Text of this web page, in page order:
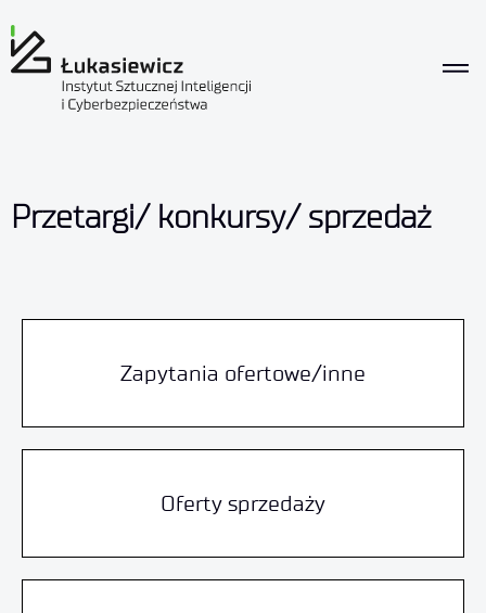
Przetargi/ konkursy/ sprzedaż
Zapytania ofertowe/inne
Oferty sprzedaży